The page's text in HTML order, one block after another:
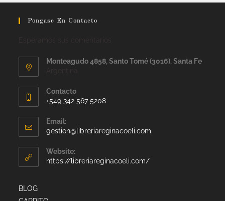
Pongase En Contacto
Monteagudo 4858, Santo Tomé (3016). Santa Fe
Contacto
+549 342 567 5208
Email:
gestion@libreriareginacoeli.com
Website:
https://libreriareginacoeli.com/
BLOG